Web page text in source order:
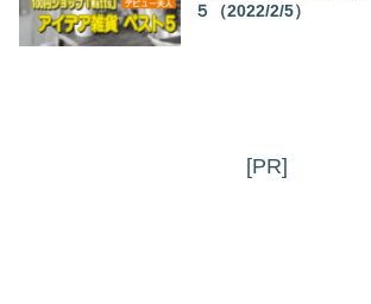
５（2022/2/5）
[PR]